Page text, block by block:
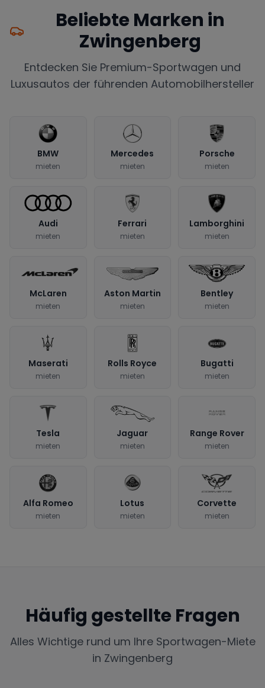
Beliebte Marken in
Zwingenberg
Entdecken Sie Premium-Sportwagen und
Luxusautos der führenden Automobilhersteller
BMW
mieten
Mercedes
mieten
Porsche
mieten
Audi
mieten
Ferrari
mieten
Lamborghini
mieten
McLaren
mieten
Aston Martin
mieten
Bentley
mieten
Maserati
mieten
Rolls Royce
mieten
Bugatti
mieten
Tesla
mieten
Jaguar
mieten
Range Rover
mieten
Alfa Romeo
mieten
Lotus
mieten
Corvette
mieten
Häufig gestellte Fragen
Alles Wichtige rund um Ihre Sportwagen-Miete
in Zwingenberg